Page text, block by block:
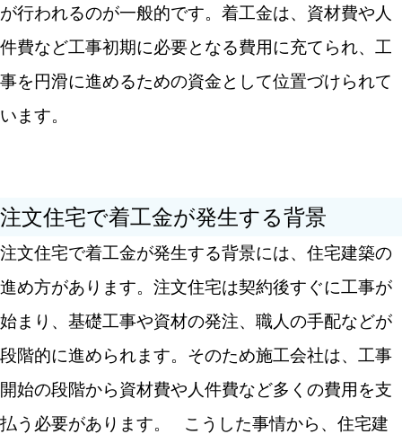
が行われるのが一般的です。着工金は、資材費や人
件費など工事初期に必要となる費用に充てられ、工
事を円滑に進めるための資金として位置づけられて
います。
注文住宅で着工金が発生する背景
注文住宅で着工金が発生する背景には、住宅建築の
進め方があります。注文住宅は契約後すぐに工事が
始まり、基礎工事や資材の発注、職人の手配などが
段階的に進められます。そのため施工会社は、工事
開始の段階から資材費や人件費など多くの費用を支
払う必要があります。
こうした事情から、住宅建